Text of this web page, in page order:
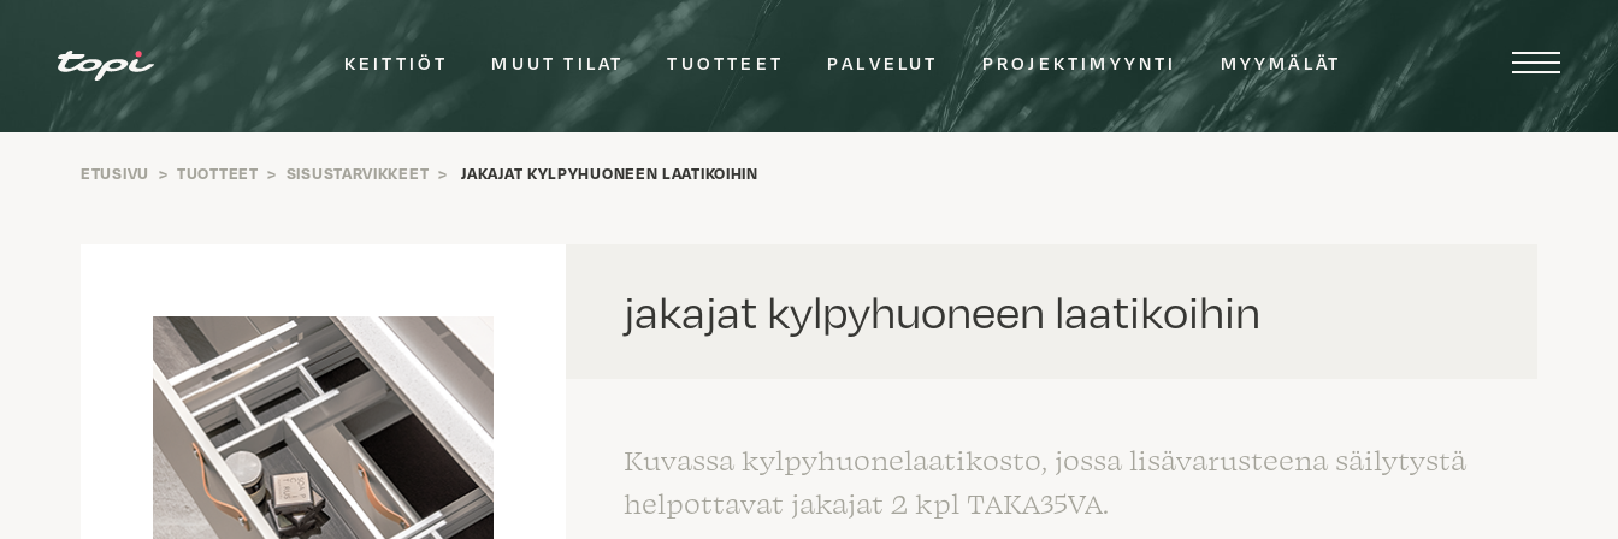
KEITTIÖT MUUT TILAT TUOTTEET PALVELUT PROJEKTIMYYNTI MYYMÄLÄT
ETUSIVU > TUOTTEET > SISUSTARVIKKEET > JAKAJAT KYLPYHUONEEN LAATIKOIHIN
jakajat kylpyhuoneen laatikoihin
Kuvassa kylpyhuonelaatikosto, jossa lisävarusteena säilytystä
helpottavat jakajat 2 kpl TAKA35VA.